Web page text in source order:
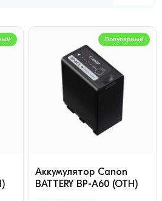
Популярный
Аккумулятор Canon
BATTERY BP-A60 (OTH)